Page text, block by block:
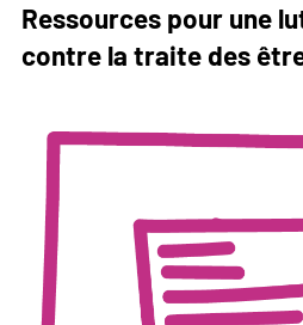
Ressources pour une
contre la traite des